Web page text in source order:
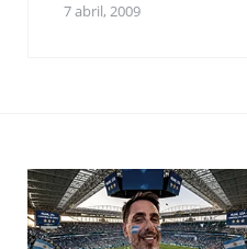
7 abril, 2009